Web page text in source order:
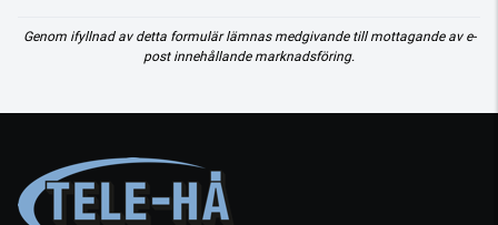
Genom ifyllnad av detta formulär lämnas medgivande till mottagande av e-
post innehållande marknadsföring.